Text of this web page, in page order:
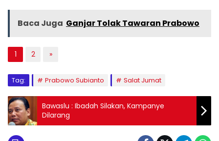
Baca Juga Ganjar Tolak Tawaran Prabowo
1 2 »
Tag: Prabowo Subianto Salat Jumat
Bawaslu : Ibadah Silakan, Kampanye
Dilarang